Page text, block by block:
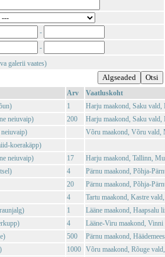
-
-
galerii vaates)
Arv
Vaatluskoht
1
Harju maakond, Saku vald,
neiuvaip) 200
Harju maakond, Saku vald,
Võru maakond, Võru vald,
koerakäpp)
neiuvaip) 17
Harju maakond, Tallinn,
4
Pärnu maakond, Põhja-
20
Pärnu maakond, Põhja-
4
Tartu maakond, Kastre
1
Lääne maakond, Haapsalu
4
Lääne-Viru maakond, Vinni
500
Pärnu maakond,
1000 Võru maakond, Rõuge